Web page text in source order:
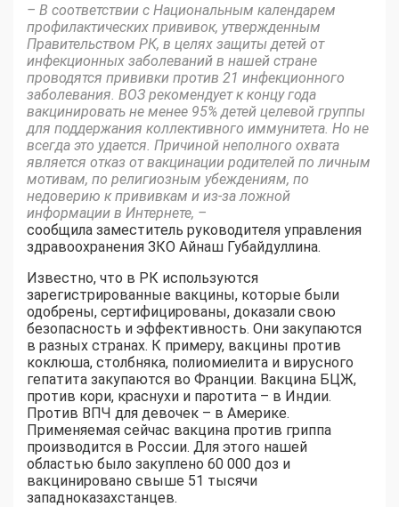
– В соответствии с Национальным календарем
профилактических прививок, утвержденным
Правительством РК, в целях защиты детей от
инфекционных заболеваний в нашей стране
проводятся прививки против 21 инфекционного
заболевания. ВОЗ рекомендует к концу года
вакцинировать не менее 95% детей целевой группы
для поддержания коллективного иммунитета. Но не
всегда это удается. Причиной неполного охвата
является отказ от вакцинации родителей по личным
мотивам, по религиозным убеждениям, по
недоверию к прививкам и из-за ложной
информации в Интернете, –
сообщила заместитель руководителя управления
здравоохранения ЗКО Айнаш Губайдуллина.
Известно, что в РК используются
зарегистрированные вакцины, которые были
одобрены, сертифицированы, доказали свою
безопасность и эффективность. Они закупаются
в разных странах. К примеру, вакцины против
коклюша, столбняка, полиомиелита и вирусного
гепатита закупаются во Франции. Вакцина БЦЖ,
против кори, краснухи и паротита – в Индии.
Против ВПЧ для девочек – в Америке.
Применяемая сейчас вакцина против гриппа
производится в России. Для этого нашей
областью было закуплено 60 000 доз и
вакцинировано свыше 51 тысячи
западноказахстанцев.